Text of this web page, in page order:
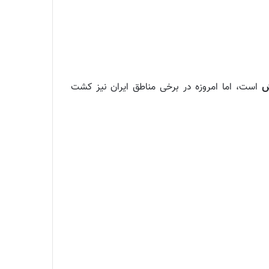
است، اما امروزه در برخی مناطق ایران نیز کشت